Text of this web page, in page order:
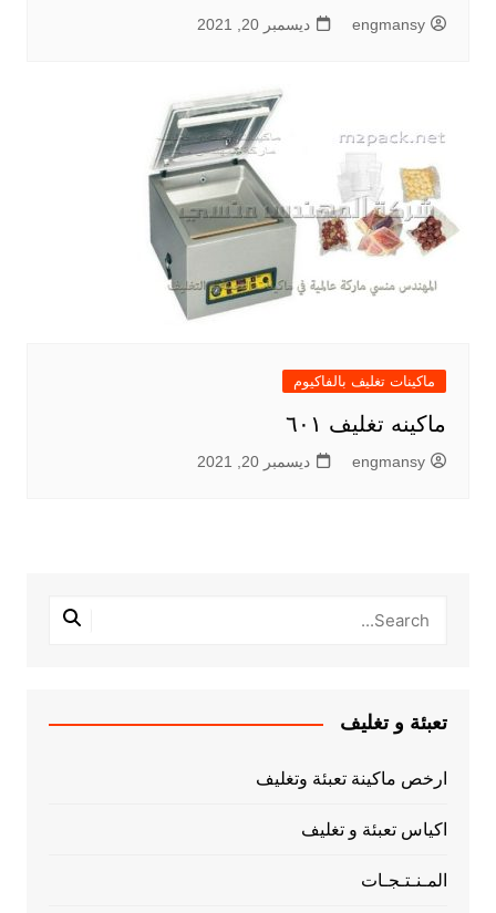
engmansy ديسمبر 20, 2021
ماكينات تغليف بالفاكيوم
ماكينه تغليف ٦٠١
engmansy ديسمبر 20, 2021
تعبئة و تغليف
ارخص ماكينة تعبئة وتغليف
اكياس تعبئة و تغليف
المـنـتـجـات